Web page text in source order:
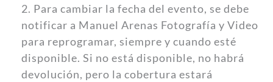
2. Para cambiar la fecha del evento, se debe
notificar a Manuel Arenas Fotografía y Video
para reprogramar, siempre y cuando esté
disponible. Si no está disponible, no habrá
devolución, pero la cobertura estará